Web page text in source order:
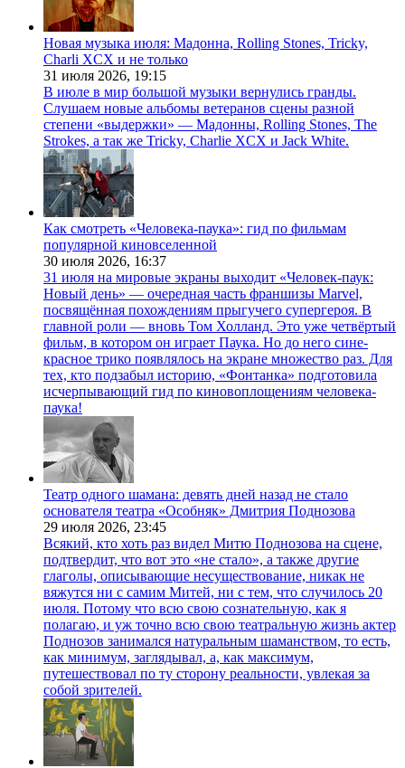
Новая музыка июля: Мадонна, Rolling Stones, Tricky,
Charli XCX и не только
31 июля 2026, 19:15
В июле в мир большой музыки вернулись гранды.
Слушаем новые альбомы ветеранов сцены разной
степени «выдержки» — Мадонны, Rolling Stones, The
Strokes, а так же Tricky, Charlie XCX и Jack White.
Как смотреть «Человека-паука»: гид по фильмам
популярной киновселенной
30 июля 2026, 16:37
31 июля на мировые экраны выходит «Человек-паук:
Новый день» — очередная часть франшизы Marvel,
посвящённая похождениям прыгучего супергероя. В
главной роли — вновь Том Холланд. Это уже четвёртый
фильм, в котором он играет Паука. Но до него сине-
красное трико появлялось на экране множество раз. Для
тех, кто подзабыл историю, «Фонтанка» подготовила
исчерпывающий гид по киновоплощениям человека-
паука!
Театр одного шамана: девять дней назад не стало
основателя театра «Особняк» Дмитрия Поднозова
29 июля 2026, 23:45
Всякий, кто хоть раз видел Митю Поднозова на сцене,
подтвердит, что вот это «не стало», а также другие
глаголы, описывающие несуществование, никак не
вяжутся ни с самим Митей, ни с тем, что случилось 20
июля. Потому что всю свою сознательную, как я
полагаю, и уж точно всю свою театральную жизнь актер
Поднозов занимался натуральным шаманством, то есть,
как минимум, заглядывал, а, как максимум,
путешествовал по ту сторону реальности, увлекая за
собой зрителей.